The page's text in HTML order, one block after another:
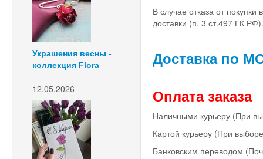
Украшения весны -
коллекция Flora
12.05.2026
В случае отказа от
доставки (п. 3 ст.497 ГК РФ).
Доставка по
Оплата заказа
Наличными курьеру (При
Картой курьеру (При
Банковским переводом